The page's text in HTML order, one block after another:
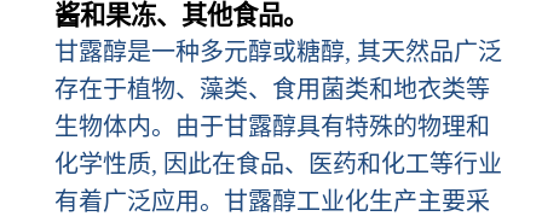
酱和果冻、其他食品。
甘露醇是一种多元醇或糖醇, 其天然品广泛
存在于植物、藻类、食用菌类和地衣类等
生物体内。由于甘露醇具有特殊的物理和
化学性质, 因此在食品、医药和化工等行业
有着广泛应用。甘露醇工业化生产主要采